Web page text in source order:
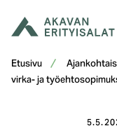
sisältöön
Etusivu
virka- ja